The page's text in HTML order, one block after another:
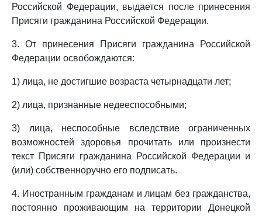
Российской Федерации, выдается после принесения
Присяги гражданина Российской Федерации.
3. От принесения Присяги гражданина Российской
Федерации освобождаются:
1) лица, не достигшие возраста четырнадцати лет;
2) лица, признанные недееспособными;
3) лица, неспособные вследствие ограниченных
возможностей здоровья прочитать или произнести
текст Присяги гражданина Российской Федерации и
(или) собственноручно его подписать.
4. Иностранным гражданам и лицам без гражданства,
постоянно проживающим на территории Донецкой